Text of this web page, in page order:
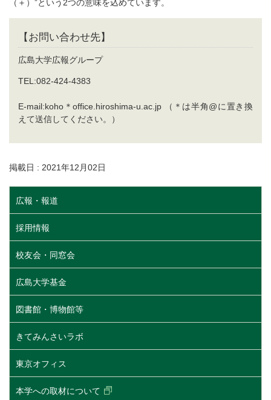
（＋）”という2つの意味を込めています。
【お問い合わせ先】
広島大学広報グループ
TEL:082-424-4383
E-mail:koho＊office.hiroshima-u.ac.jp （＊は半角@に置き換
えて送信してください。）
掲載日 : 2021年12月02日
広報・報道
採用情報
校友会・同窓会
広島大学基金
図書館・博物館等
きてみんさいラボ
東京オフィス
本学への取材について